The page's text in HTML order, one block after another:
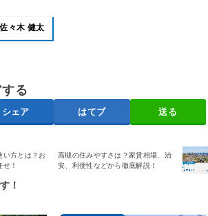
佐々木 健太
る
シェア はてブ 送る
い方とは？お
！
高槻の住みやすさは？家賃相場、治
安、利便性などから徹底解説！
！